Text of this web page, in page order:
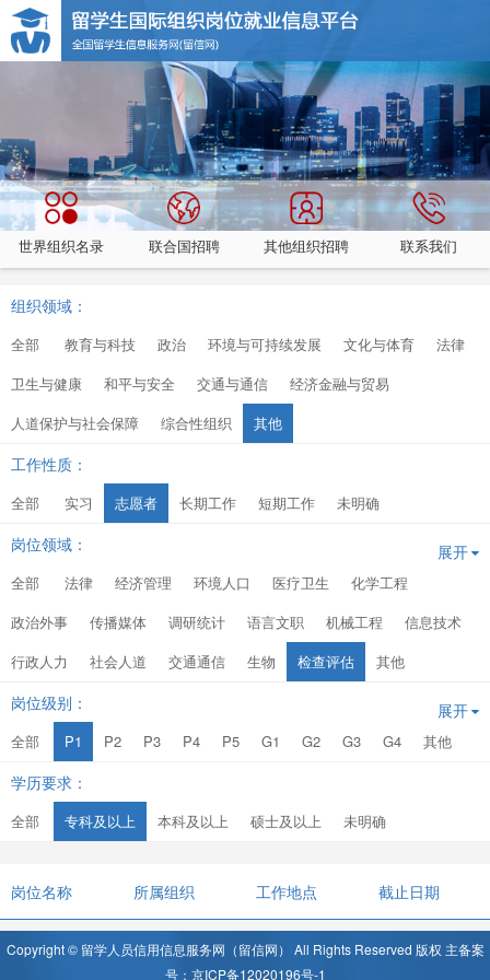
世界组织名录 联合国招聘 其他组织招聘 联系我们
组织领域：
全部 教育与科技 政治 环境与可持续发展 文化与体育
法律
卫生与健康
和平与安全 交通与通信
经济金融与贸易
人道保护与社会保障
综合性组织 其他
工作性质：
全部 实习 志愿者 长期工作 短期工作 未明确
岗位领域：
全部 法律 经济管理 环境人口 医疗卫生
化学工程
政治外事
传播媒体 调研统计 语言文职 机械工程
信息技术
行政人力
社会人道 交通通信 生物 检查评估 其他
展开
岗位级别：
全部 P1 P2 P3 P4 P5 G1 G2 G3 G4 其他
展开
学历要求：
全部 专科及以上 本科及以上 硕士及以上 未明确
岗位名称 所属组织 工作地点 截止日期
Copyright © 留学人员信用信息服务网（留信网） All Rights Reserved 版权 主备案
号：京ICP备12020196号-1